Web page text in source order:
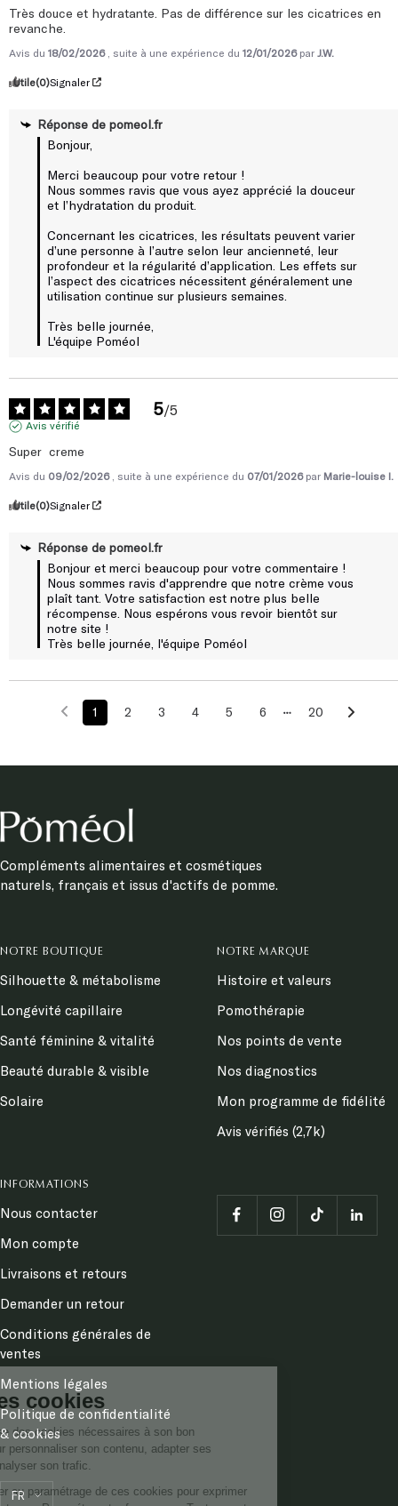
Continuer sans accepter
Gestion des cookies
Ce site internet utilise des cookies nécessaires à son bon
fonctionnement, pour personnaliser son contenu, adapter ses
messages et pour analyser son trafic.
Vous pouvez accéder au paramétrage de ces cookies pour exprimer
Très douce et hydratante. Pas de différence sur les cicatrices en
revanche.
Avis du 18/02/2026 , suite à une expérience du 12/01/2026 par J.W.
Utile(0)Signaler
Réponse de pomeol.fr
Bonjour,
Merci beaucoup pour votre retour !
Nous sommes ravis que vous ayez apprécié la douceur
et l’hydratation du produit.
Concernant les cicatrices, les résultats peuvent varier
d’une personne à l’autre selon leur ancienneté, leur
profondeur et la régularité d’application. Les effets sur
l’aspect des cicatrices nécessitent généralement une
utilisation continue sur plusieurs semaines.
Très belle journée,
L'équipe Poméol
5/5
Avis vérifié
Super  creme
Avis du 09/02/2026 , suite à une expérience du 07/01/2026 par Marie-louise I.
Utile(0)Signaler
Réponse de pomeol.fr
Bonjour et merci beaucoup pour votre commentaire !
Nous sommes ravis d'apprendre que notre crème vous
plaît tant. Votre satisfaction est notre plus belle
récompense. Nous espérons vous revoir bientôt sur
notre site !
Très belle journée, l'équipe Poméol
1 2 3 4 5 6 20
Compléments alimentaires et cosmétiques
naturels, français et issus d'actifs de pomme.
NOTRE BOUTIQUE
Silhouette & métabolisme
Longévité capillaire
Santé féminine & vitalité
Beauté durable & visible
Solaire
NOTRE MARQUE
Histoire et valeurs
Pomothérapie
Nos points de vente
Nos diagnostics
Mon programme de fidélité
Avis vérifiés (2,7k)
INFORMATIONS
Nous contacter
Mon compte
Livraisons et retours
Demander un retour
Conditions générales de
ventes
Mentions légales
Politique de confidentialité
& cookies
Langue
FR